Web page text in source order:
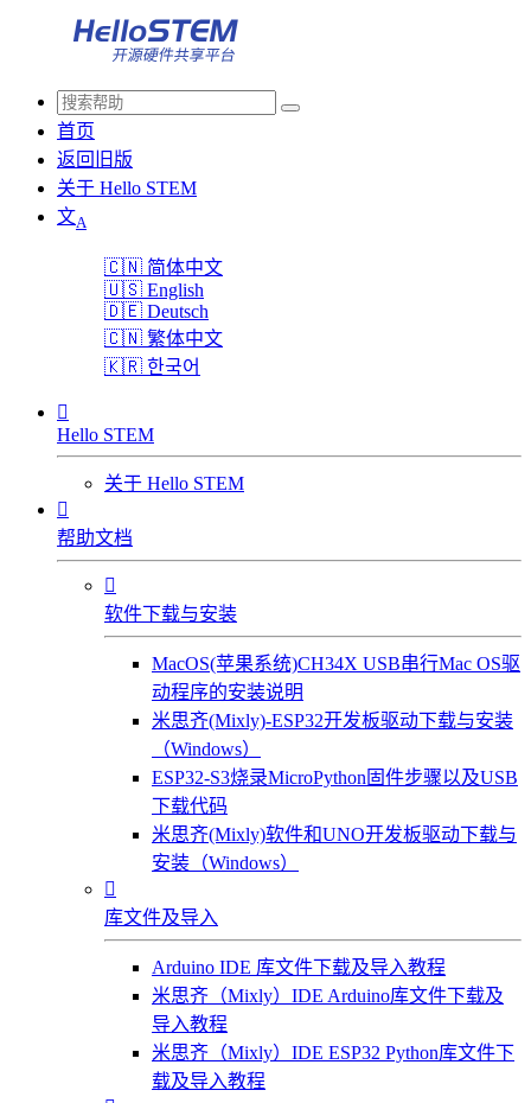
首页
返回旧版
关于 Hello STEM
文A
🇨🇳 简体中文
🇺🇸 English
🇩🇪 Deutsch
🇨🇳 繁体中文
🇰🇷 한국어

Hello STEM
关于 Hello STEM

帮助文档

软件下载与安装
MacOS(苹果系统)CH34X USB串行Mac OS驱
动程序的安装说明
米思齐(Mixly)-ESP32开发板驱动下载与安装
（Windows）
ESP32-S3烧录MicroPython固件步骤以及USB
下载代码
米思齐(Mixly)软件和UNO开发板驱动下载与
安装（Windows）

库文件及导入
Arduino IDE 库文件下载及导入教程
米思齐（Mixly）IDE Arduino库文件下载及
导入教程
米思齐（Mixly）IDE ESP32 Python库文件下
载及导入教程